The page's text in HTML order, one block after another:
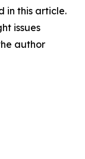
in this article.
issues
author